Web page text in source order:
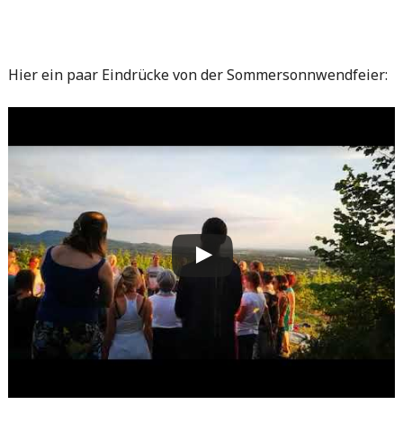
Hier ein paar Eindrücke von der Sommersonnwendfeier: